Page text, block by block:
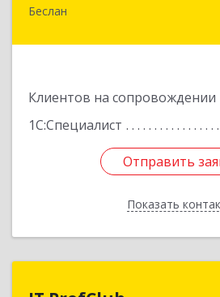
Беслан
Клиентов на сопровождении
1С:Специалист
Отправить
Показать
Отправить
Назад